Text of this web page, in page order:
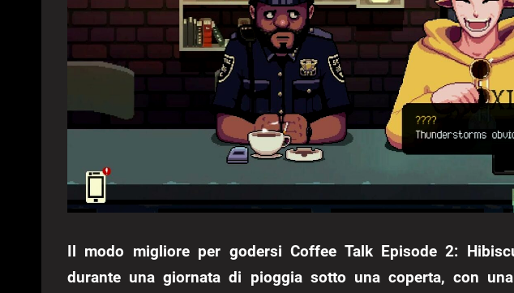
Il modo migliore per godersi Coffee Talk Episode 2:
durante una giornata di pioggia sotto una coperta, con